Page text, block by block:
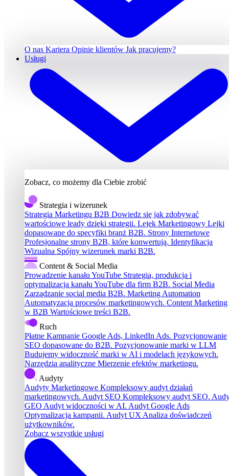
O nas Kariera Opinie klientów Jak pracujemy?
Usługi
Zobacz, co możemy dla Ciebie zrobić
Strategia i wizerunek
Strategia Marketingu B2B Dowiedz się jak zdobywać
wartościowe leady dzięki strategii. Lejek Marketingowy Lejki
dopasowane do specyfiki branż B2B. Strony Internetowe
Profesjonalne strony B2B, które konwertują. Identyfikacja
Wizualna Spójny wizerunek marki B2B.
Content & Social Media
Prowadzenie kanału YouTube Strategia, produkcja i
optymalizacja kanału YouTube dla firm B2B. Social Media
Zarządzanie social media B2B. Marketing Automation
Automatyzacja procesów marketingowych. Content Marketing
w B2B Wartościowe treści B2B.
Ruch
Płatne Kampanie Google Ads, LinkedIn Ads. Pozycjonowanie
SEO dopasowane do B2B. Pozycjonowanie marki w LLM
Budujemy widoczność marki w AI i modelach językowych.
Narzędzia analityczne Mierzenie efektów marketingu.
Audyty
Audyty Marketingowe Kompleksowy audyt działań
marketingowych. Audyt SEO Kompleksowy audyt SEO.
GEO Audyt widoczności w AI. Audyt Google Ads
Optymalizacja kampanii. Audyt UX Analiza doświadczeń
użytkowników.
Zobacz wszystkie usługi